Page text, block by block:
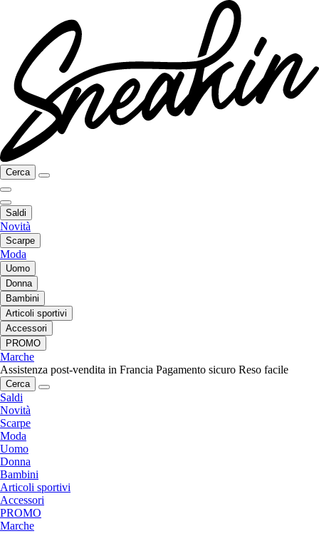
Cerca
Saldi
Novità
Scarpe
Moda
Uomo
Donna
Bambini
Articoli sportivi
Accessori
PROMO
Marche
Assistenza post-vendita in Francia Pagamento sicuro Reso facile
Cerca
Saldi
Novità
Scarpe
Moda
Uomo
Donna
Bambini
Articoli sportivi
Accessori
PROMO
Marche